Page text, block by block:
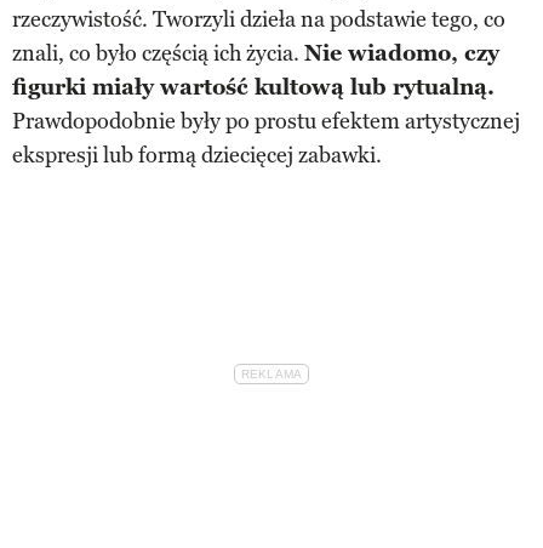
rzeczywistość. Tworzyli dzieła na podstawie tego, co
znali, co było częścią ich życia. Nie wiadomo, czy
figurki miały wartość kultową lub rytualną.
Prawdopodobnie były po prostu efektem artystycznej
ekspresji lub formą dziecięcej zabawki.